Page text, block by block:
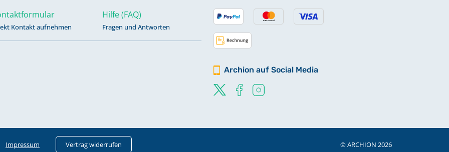
Kontakt aufnehmen
Hilfe (FAQ)
Fragen und Antworten
Archion auf Social Media
Impressum Vertrag widerrufen © ARCHION 2026